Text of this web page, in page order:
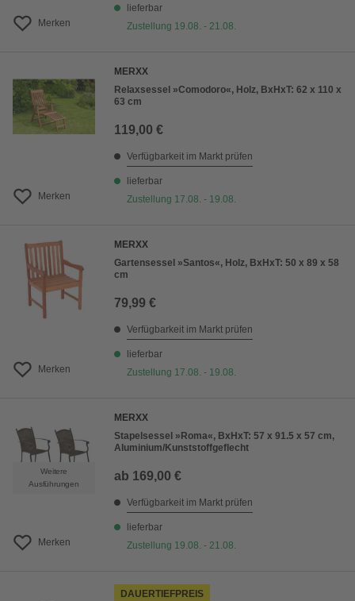
Merken
lieferbar
Zustellung 19.08. - 21.08.
Merken
MERXX
Relaxsessel »Comodoro«, Holz, BxHxT: 62 x 110 x
63 cm
119,00 €
Verfügbarkeit im Markt prüfen
lieferbar
Zustellung 17.08. - 19.08.
Merken
MERXX
Gartensessel »Santos«, Holz, BxHxT: 50 x 89 x 58
cm
79,99 €
Verfügbarkeit im Markt prüfen
lieferbar
Zustellung 17.08. - 19.08.
Weitere
Ausführungen
Merken
MERXX
Stapelsessel »Roma«, BxHxT: 57 x 91.5 x 57 cm,
Aluminium/Kunststoffgeflecht
ab 169,00 €
Verfügbarkeit im Markt prüfen
lieferbar
Zustellung 19.08. - 21.08.
DAUERTIEFPREIS